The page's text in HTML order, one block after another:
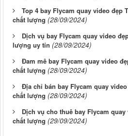
Top 4 bay Flycam quay video đẹp
chất lượng (28/09/2024)
Dịch vụ bay Flycam quay video
lượng uy tín (28/09/2024)
Đam mê bay Flycam quay video
chất lượng (28/09/2024)
Địa chỉ bán bay Flycam quay
chất lượng (28/09/2024)
Dịch vụ cho thuê bay Flycam
chất lượng (29/09/2024)